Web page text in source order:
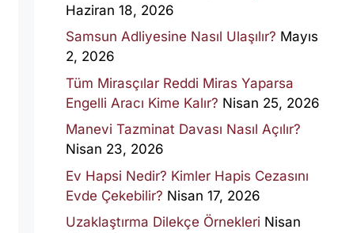
Haziran 18, 2026
Samsun Adliyesine Nasıl Ulaşılır? Mayıs
2, 2026
Tüm Mirasçılar Reddi Miras Yaparsa
Engelli Aracı Kime Kalır? Nisan 25, 2026
Manevi Tazminat Davası Nasıl Açılır?
Nisan 23, 2026
Ev Hapsi Nedir? Kimler Hapis Cezasını
Evde Çekebilir? Nisan 17, 2026
Uzaklaştırma Dilekçe Örnekleri Nisan